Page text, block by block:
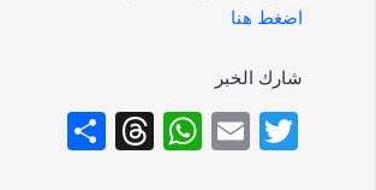
اضغط هنا
شارك الخبر
T
E
W
T